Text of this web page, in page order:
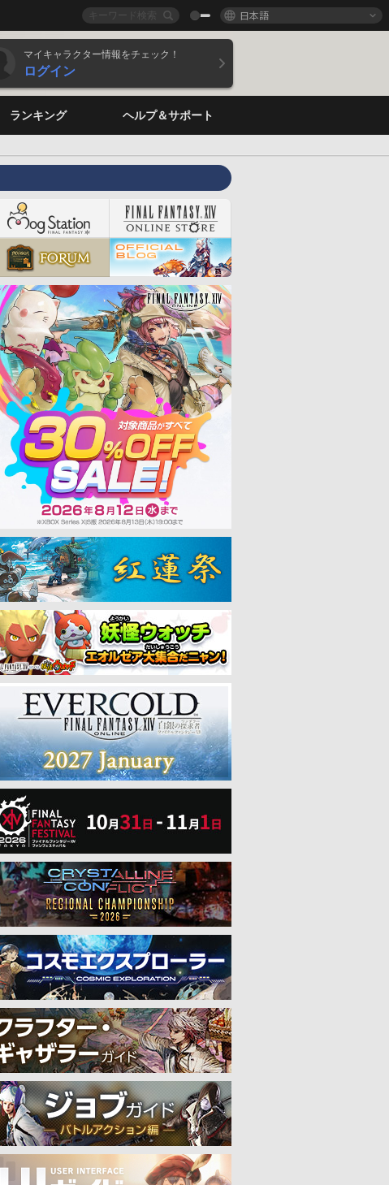
日本語
マイキャラクター情報をチェック！
ログイン
ランキング ヘルプ＆サポート